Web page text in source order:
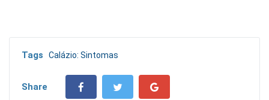
Tags Calázio: Sintomas
Share